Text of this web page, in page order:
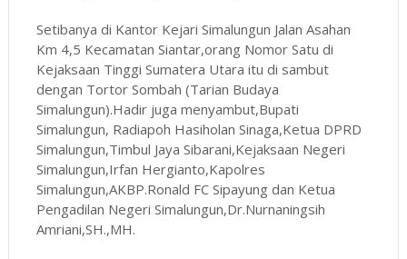
Setibanya di Kantor Kejari Simalungun Jalan Asahan
Km 4,5 Kecamatan Siantar,orang Nomor Satu di
Kejaksaan Tinggi Sumatera Utara itu di sambut
dengan Tortor Sombah (Tarian Budaya
Simalungun).Hadir juga menyambut,Bupati
Simalungun, Radiapoh Hasiholan Sinaga,Ketua DPRD
Simalungun,Timbul Jaya Sibarani,Kejaksaan Negeri
Simalungun,Irfan Hergianto,Kapolres
Simalungun,AKBP.Ronald FC Sipayung dan Ketua
Pengadilan Negeri Simalungun,Dr.Nurnaningsih
Amriani,SH.,MH.